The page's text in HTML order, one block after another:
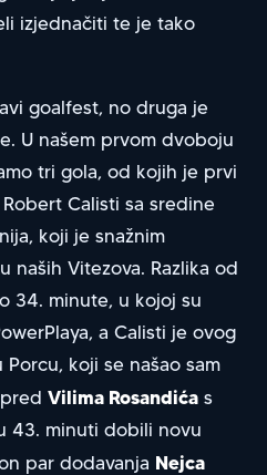
izjednačiti te je tako
goalfest, no druga je
U našem prvom dvoboju
tri gola, od kojih je prvi
Calisti sa sredine
koji je snažnim
naših Vitezova. Razlika od
34. minute, u kojoj su
a Calisti je ovog
koji se našao sam
Vilima Rosandića s
43. minuti dobili novu
par dodavanja Nejca